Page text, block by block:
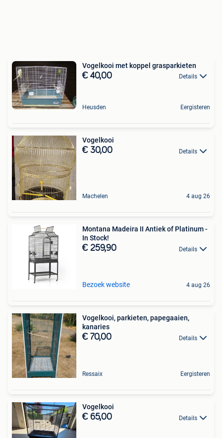
Vogelkooi met koppel grasparkieten
€ 40,00 Details
Heusden Eergisteren
Vogelkooi
€ 30,00 Details
Machelen 4 aug 26
Montana Madeira II Antiek of Platinum -
In Stock!
€ 259,90 Details
Bezoek website 4 aug 26
Vogelkooi, parkieten, papegaaien,
kanaries
€ 70,00 Details
Ressaix Eergisteren
Vogelkooi
€ 65,00 Details